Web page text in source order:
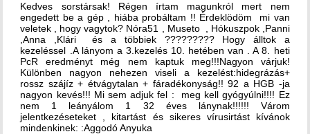
Kedves sorstársak! Régen írtam magunkról mert nem
engedett be a gép , hiába probáltam !! Érdeklödöm mi van
veletek , hogy vagytok? Nóra51 , Museto , Hókuszpok ,Panni
,Anna ,Klári és a többiek ????????? Hogy álltok a
kezeléssel .A lányom a 3.kezelés 10. hetében van . A 8. heti
PcR eredményt még nem kaptuk meg!!!Nagyon várjuk!
Különben nagyon nehezen viseli a kezelést:hidegrázás+
rossz szájíz + étvágytalan + fáradékonyság!! 92 a HGB -ja
nagyon kevés!!! Mi sem adjuk fel : meg kell gyógyúlni!!!! Ez
nem 1 leányálom 1 32 éves lánynak!!!!!! Várom
jelentkezéseteket , kitartást és sikeres vírusirtást kívánok
mindenkinek: :Aggodó Anyuka